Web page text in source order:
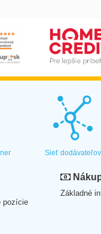
Sieť dodávateľov
pozície
Základné